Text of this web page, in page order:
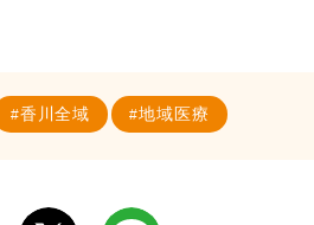
香川全域 地域医療